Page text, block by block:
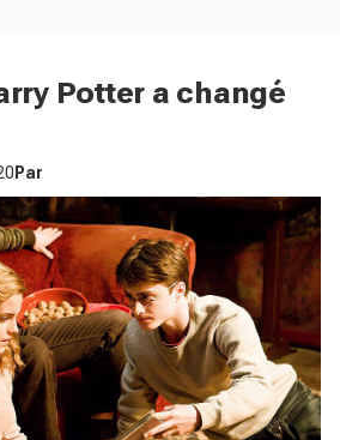
Potter a changé
Par